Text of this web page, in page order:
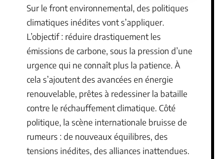
Sur le front environnemental, des politiques
climatiques inédites vont s’appliquer.
L’objectif : réduire drastiquement les
émissions de carbone, sous la pression d’une
urgence qui ne connaît plus la patience. À
cela s’ajoutent des avancées en énergie
renouvelable, prêtes à redessiner la bataille
contre le réchauffement climatique. Côté
politique, la scène internationale bruisse de
rumeurs : de nouveaux équilibres, des
tensions inédites, des alliances inattendues.